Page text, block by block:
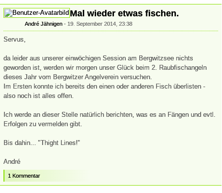
Mal wieder etwas fischen.
André Jähnigen 19. September 2014, 23:38
Servus,
da leider aus unserer einwöchigen Session am Bergwitzsee nichts
geworden ist, werden wir morgen unser Glück beim 2. Raubfischangeln
dieses Jahr vom Bergwitzer Angelverein versuchen.
Im Ersten konnte ich bereits den einen oder anderen Fisch überlisten -
also noch ist alles offen.
Ich werde an dieser Stelle natürlich berichten, was es an Fängen und evtl.
Erfolgen zu vermelden gibt.
Bis dahin... "Thight Lines!"
André
1 Kommentar